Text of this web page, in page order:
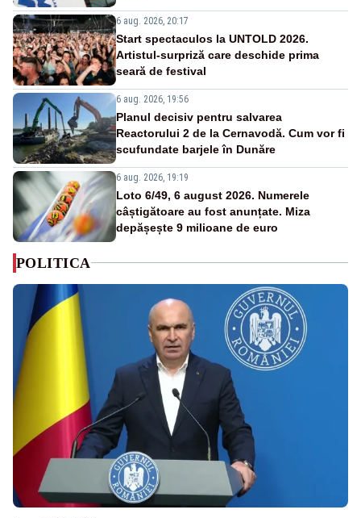
6 aug. 2026, 20:17
Start spectaculos la UNTOLD 2026.
Artistul-surpriză care deschide prima
seară de festival
6 aug. 2026, 19:56
Planul decisiv pentru salvarea
Reactorului 2 de la Cernavodă. Cum vor fi
scufundate barjele în Dunăre
6 aug. 2026, 19:19
Loto 6/49, 6 august 2026. Numerele
câștigătoare au fost anunțate. Miza
depășește 9 milioane de euro
POLITICA